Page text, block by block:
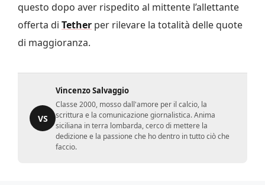
questo dopo aver rispedito al mittente l’allettante
offerta di Tether per rilevare la totalità delle quote
di maggioranza.
VS
Vincenzo Salvaggio
Classe 2000, mosso dall'amore per il calcio, la
scrittura e la comunicazione giornalistica. Anima
siciliana in terra lombarda, cerco di mettere la
dedizione e la passione che ho dentro in tutto ciò che
faccio.